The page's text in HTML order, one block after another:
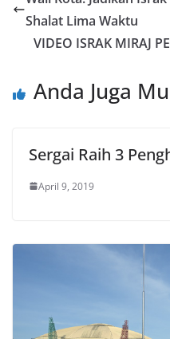
Shalat Lima Waktu
VIDEO ISRAK MIRAJ
Anda Juga
Sergai Raih 3
April 9, 2019